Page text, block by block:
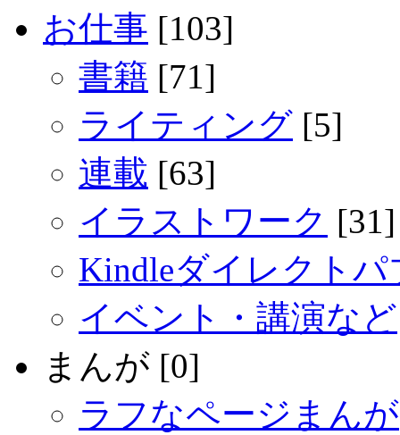
お仕事 [103]
書籍 [71]
ライティング [5]
連載 [63]
イラストワーク [31]
Kindleダイレクト
イベント・講演など
まんが [0]
ラフなページまんが